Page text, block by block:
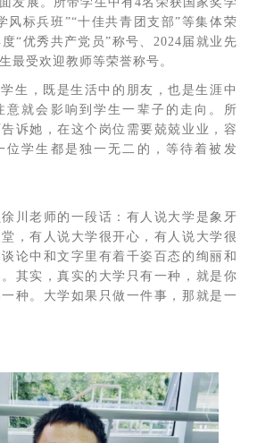
风标兵班”“十佳共青团支部”等集体荣
“优秀共产党员”称号、2024届就业先
最受欢迎教师等荣誉称号。
生，既是生活中的朋友，也是生涯中
意就会影响到学生一辈子的走向。所
诉她，在这个岗位需要兢兢业业，容
位学生都是独一无二的，等待着被发
川老师的一段话：有人说大学是象牙
，有人说大学很开心，有人说大学很
论中和文字里有着千姿百态的绚丽和
其实，真实的大学只有一种，就是你
种。大学如果只做一件事，那就是一